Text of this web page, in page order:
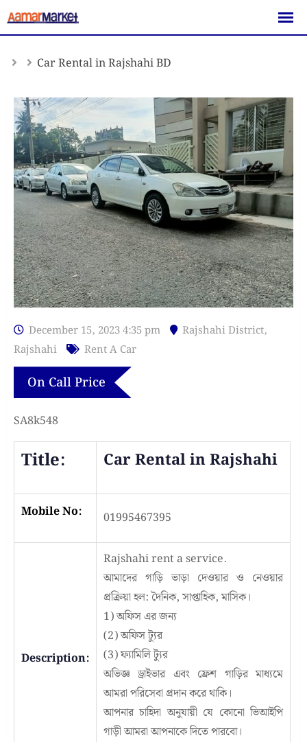
Skip
to
Car Rental in Rajshahi BD
December 15, 2023 4:35 pm Rajshahi District,
Rajshahi
Rent A Car
On Call Price
SA8k548
Title: Car Rental in Rajshahi
Mobile No: 01995467395
Description:
Rajshahi rent a service.
আমাদের গাড়ি ভাড়া দেওয়ার ও নেওয়ার
প্রক্রিয়া হল: দৈনিক, সাপ্তাহিক, মাসিক।
1) অফিস এর জন্য
(2) অফিস ট্যুর
(3) ফ্যামিলি ট্যুর
অভিজ্ঞ ড্রাইভার এবং ফ্রেশ গাড়ির মাধ্যমে
আমরা পরিসেবা প্রদান করে থাকি।
আপনার চাহিদা অনুযায়ী যে কোনো ভিআইপি
গাড়ী আমরা আপনাকে দিতে পারবো।